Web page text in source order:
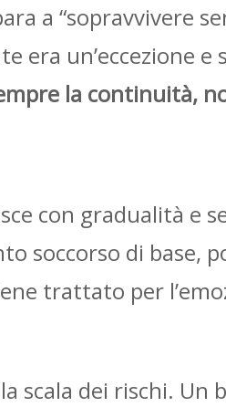
a “sopravvivere
era un’eccezione
la continuità,
con gradualità e
soccorso di base,
trattato per
scala dei rischi.